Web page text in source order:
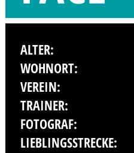
ALTER:
WOHNORT:
VEREIN:
TRAINER:
FOTOGRAF:
LIEBLINGSSTRECKE: